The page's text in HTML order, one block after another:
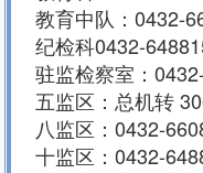
教育中队：0432-
纪检科0432-
驻监检察室：
五监区：总机转
八监区：0432-
十监区：0432-